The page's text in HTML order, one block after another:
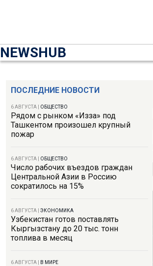
NEWSHUB
ПОСЛЕДНИЕ НОВОСТИ
6 АВГУСТА ОБЩЕСТВО
Рядом с рынком «Изза» под
Ташкентом произошел крупный
пожар
6 АВГУСТА ОБЩЕСТВО
Число рабочих въездов граждан
Центральной Азии в Россию
сократилось на 15%
6 АВГУСТА ЭКОНОМИКА
Узбекистан готов поставлять
Кыргызстану до 20 тыс. тонн
топлива в месяц
6 АВГУСТА В МИРЕ